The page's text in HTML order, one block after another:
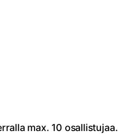
max. 10 osallistujaa.